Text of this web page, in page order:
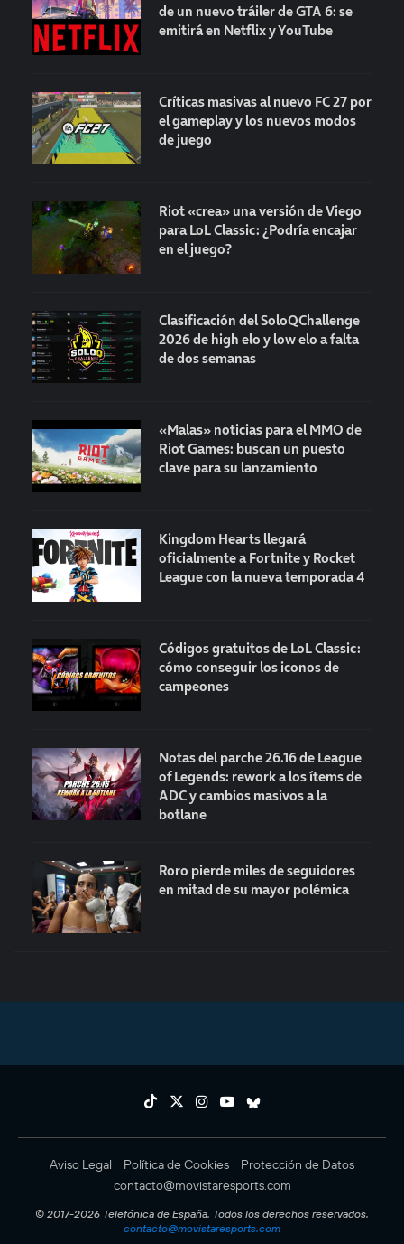
de un nuevo tráiler de GTA 6: se
emitirá en Netflix y YouTube
Críticas masivas al nuevo FC 27 por
el gameplay y los nuevos modos
de juego
Riot «crea» una versión de Viego
para LoL Classic: ¿Podría encajar
en el juego?
Clasificación del SoloQChallenge
2026 de high elo y low elo a falta
de dos semanas
«Malas» noticias para el MMO de
Riot Games: buscan un puesto
clave para su lanzamiento
Kingdom Hearts llegará
oficialmente a Fortnite y Rocket
League con la nueva temporada 4
Códigos gratuitos de LoL Classic:
cómo conseguir los iconos de
campeones
Notas del parche 26.16 de League
of Legends: rework a los ítems de
ADC y cambios masivos a la
botlane
Roro pierde miles de seguidores
en mitad de su mayor polémica
Aviso Legal Política de Cookies
Protección de Datos
contacto@movistaresports.com
© 2017-2026 Telefónica de España. Todos los derechos reservados.
contacto@movistaresports.com